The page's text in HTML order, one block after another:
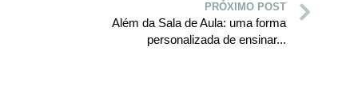
PRÓXIMO POST
Além da Sala de Aula: uma forma
personalizada de ensinar...